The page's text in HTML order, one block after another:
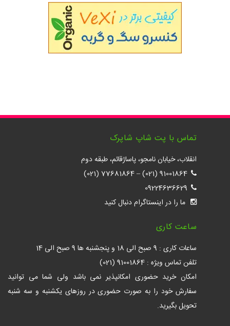
تماس با پت شاپ شاپرک
انقلاب، خیابان نامجو، پاساژقائم، طبقه دوم
91001864 (021)
–
77681864 (021)
09224636629
ما را در اینستاگرام دنبال کنید
ساعت کاری
ساعات کاری : 9 صبح الی 18 و پنجشنبه ها 9 صبح الی 14
تلفن تماس ویژه : 91001864 (021)
امکان خرید حضوری امکانپذیر نمی باشد ولی شما می توانید
سفارش خود را به صورت حضوری در روزهای یکشنبه و سه شنبه
تحویل بگیرید.